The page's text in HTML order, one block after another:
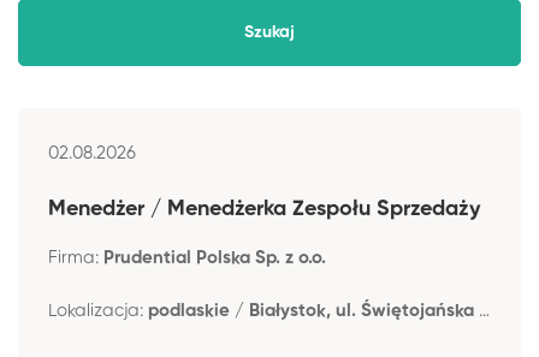
02.08.2026
Menedżer / Menedżerka Zespołu Sprzedaży
Firma: Prudential Polska Sp. z o.o.
Lokalizacja: podlaskie / Białystok, ul. Świętojańska 12A